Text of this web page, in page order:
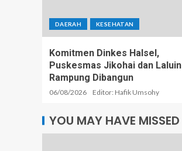
DAERAH KESEHATAN
Komitmen Dinkes Halsel,
Puskesmas Jikohai dan Laluin
Rampung Dibangun
06/08/2026 Editor: Hafik Umsohy
YOU MAY HAVE MISSED